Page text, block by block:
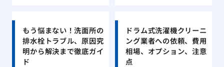
もう悩まない！洗面所の
排水栓トラブル、原因究
明から解決まで徹底ガイ
ド
ドラム式洗濯機クリーニ
ング業者への依頼、費用
相場、オプション、注意
点